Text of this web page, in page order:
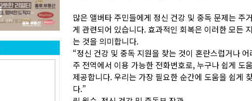
많은 앨버타 주민들에게 정신 건강 및 중독 문제는 주
게 관련되어 있습니다. 효과적인 회복은 이러한 모든
는 것을 의미합니다.
“정신 건강 및 중독 지원을 찾는 것이 혼란스럽거나
주 전역에서 이용 가능한 전화번호로, 누구나 쉽게 도
제공합니다. 우리는 가장 필요한 순간에 도움을 쉽게
다.”